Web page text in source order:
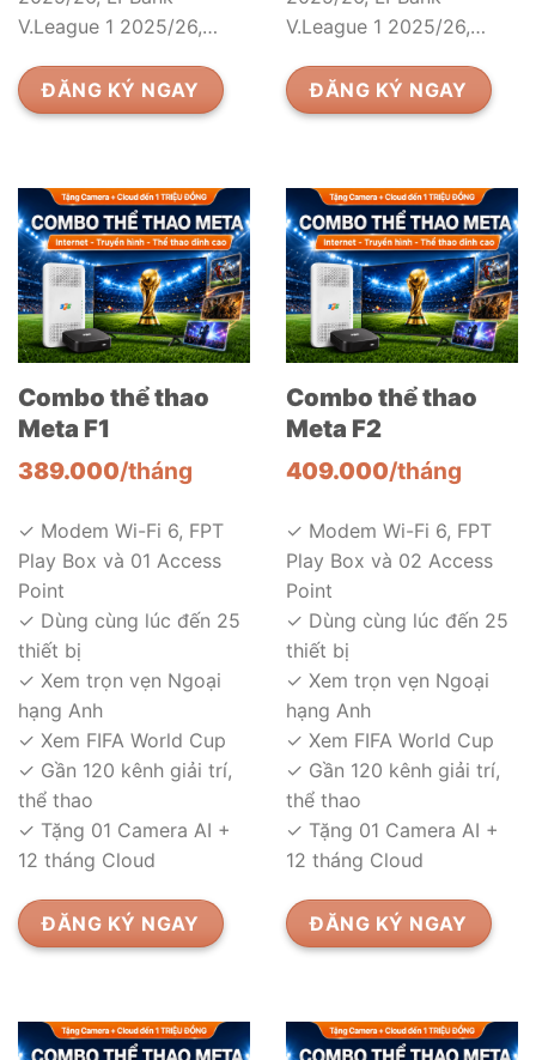
V.League 1 2025/26,…
ĐĂNG KÝ NGAY
V.League 1 2025/26,…
ĐĂNG KÝ NGAY
Combo thể thao
Meta F1
389.000/tháng
✓ Modem Wi-Fi 6, FPT
Play Box và 01 Access
Point
✓ Dùng cùng lúc đến 25
thiết bị
✓ Xem trọn vẹn Ngoại
hạng Anh
✓ Xem FIFA World Cup
✓ Gần 120 kênh giải trí,
thể thao
✓ Tặng 01 Camera AI +
12 tháng Cloud
ĐĂNG KÝ NGAY
Combo thể thao
Meta F2
409.000/tháng
✓ Modem Wi-Fi 6, FPT
Play Box và 02 Access
Point
✓ Dùng cùng lúc đến 25
thiết bị
✓ Xem trọn vẹn Ngoại
hạng Anh
✓ Xem FIFA World Cup
✓ Gần 120 kênh giải trí,
thể thao
✓ Tặng 01 Camera AI +
12 tháng Cloud
ĐĂNG KÝ NGAY